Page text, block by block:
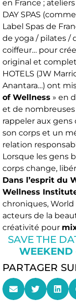
en France ;
DAY SPAS
Label Spas de
de yoga / pilates /
coiffeur… pour
original et complet
HOTELS (JW
Anantara…) ont
of Wellness » en
et de nombreuses
rappeler aux
son corps et un
relation
Lorsque les gens
corps change,
Dans l’esprit du
Wellness
chroniques,
acteurs de la
créativité pour
SAVE THE
WEEKEND
PARTAGER